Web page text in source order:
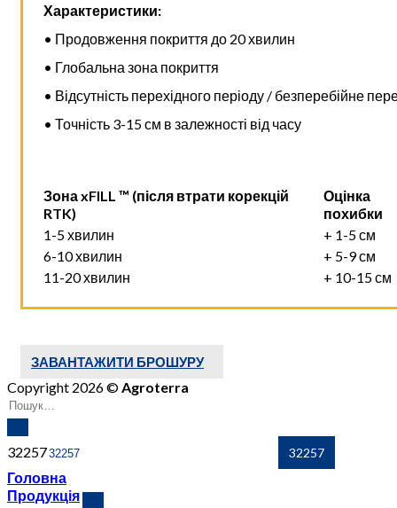
Характеристики:
• Продовження покриття до 20 хвилин
• Глобальна зона покриття
• Відсутність перехідного періоду / безперебійне
• Точність 3-15 см в залежності від часу
Зона xFILL ™ (після втрати корекцій
RTK)
Оцінка
похибки
1-5 хвилин
+ 1-5 см
6-10 хвилин
+ 5-9 см
11-20 хвилин
+ 10-15 см
ЗАВАНТАЖИТИ БРОШУРУ
Copyright 2026 ©Agroterra
32257
Головна
Продукція